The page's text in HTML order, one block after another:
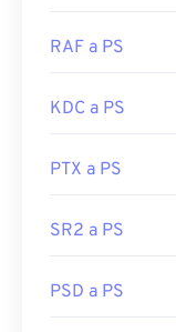
RAF a PS
KDC a PS
PTX a PS
SR2 a PS
PSD a PS